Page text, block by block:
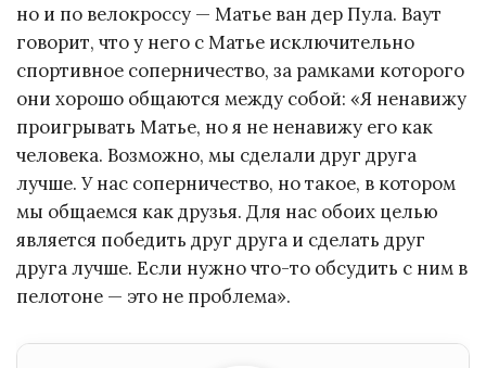
но и по велокроссу — Матье ван дер Пула. Ваут
говорит, что у него с Матье исключительно
спортивное соперничество, за рамками которого
они хорошо общаются между собой: «Я ненавижу
проигрывать Матье, но я не ненавижу его как
человека. Возможно, мы сделали друг друга
лучше. У нас соперничество, но такое, в котором
мы общаемся как друзья. Для нас обоих целью
является победить друг друга и сделать друг
друга лучше. Если нужно что-то обсудить с ним в
пелотоне — это не проблема».